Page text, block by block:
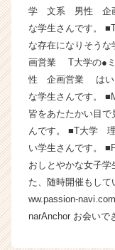
学 文系 男性 企画
な学生さんです
な存在になりそう
画営業 T大学の●
性 企画営業 はい
な学生さんです
皆をあたたかい目で
んです。 ■T大学
い学生さんです
おしとやかな女子学
た、随時開催もし
ww.passion-
narAnchor お会いで